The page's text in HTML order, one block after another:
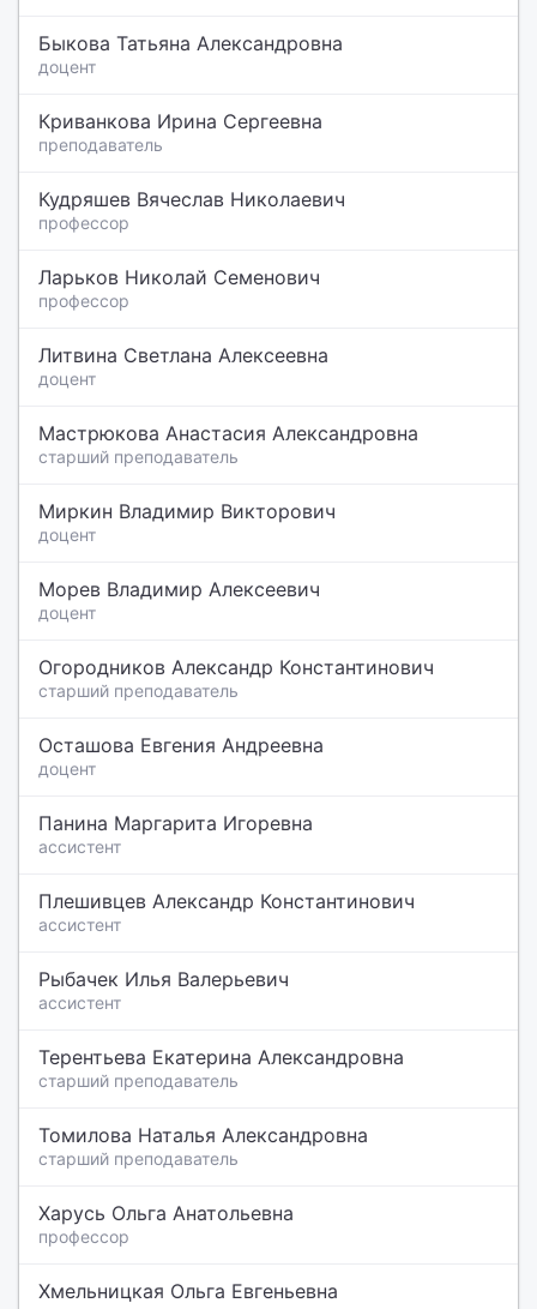
Быкова Татьяна Александровна
доцент
Криванкова Ирина Сергеевна
преподаватель
Кудряшев Вячеслав Николаевич
профессор
Ларьков Николай Семенович
профессор
Литвина Светлана Алексеевна
доцент
Мастрюкова Анастасия Александровна
старший преподаватель
Миркин Владимир Викторович
доцент
Морев Владимир Алексеевич
доцент
Огородников Александр Константинович
старший преподаватель
Осташова Евгения Андреевна
доцент
Панина Маргарита Игоревна
ассистент
Плешивцев Александр Константинович
ассистент
Рыбачек Илья Валерьевич
ассистент
Терентьева Екатерина Александровна
старший преподаватель
Томилова Наталья Александровна
старший преподаватель
Харусь Ольга Анатольевна
профессор
Хмельницкая Ольга Евгеньевна